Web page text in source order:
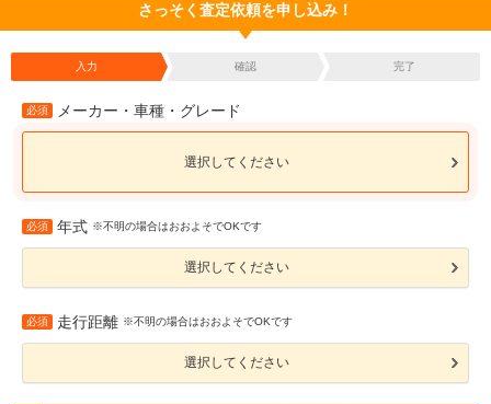
さっそく査定依頼を申し込み！
入力 確認 完了
必須 メーカー・車種・グレード
選択してください
必須 年式 ※不明の場合はおおよそでOKです
選択してください
必須 走行距離 ※不明の場合はおおよそでOKです
選択してください